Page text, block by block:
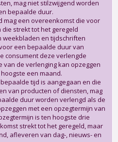
mag niet stilzwijgend worden
bepaalde duur.
mag een overeenkomst die voor
strekt tot het geregeld
weekbladen en tijdschriften
een bepaalde duur van
consument deze verlengde
de verlenging kan opzeggen
een maand.
tijd is aangegaan en die
van producten of diensten, mag
duur worden verlengd als de
met een opzegtermijn van
is ten hoogste drie
strekt tot het geregeld, maar
afleveren van dag-, nieuws- en